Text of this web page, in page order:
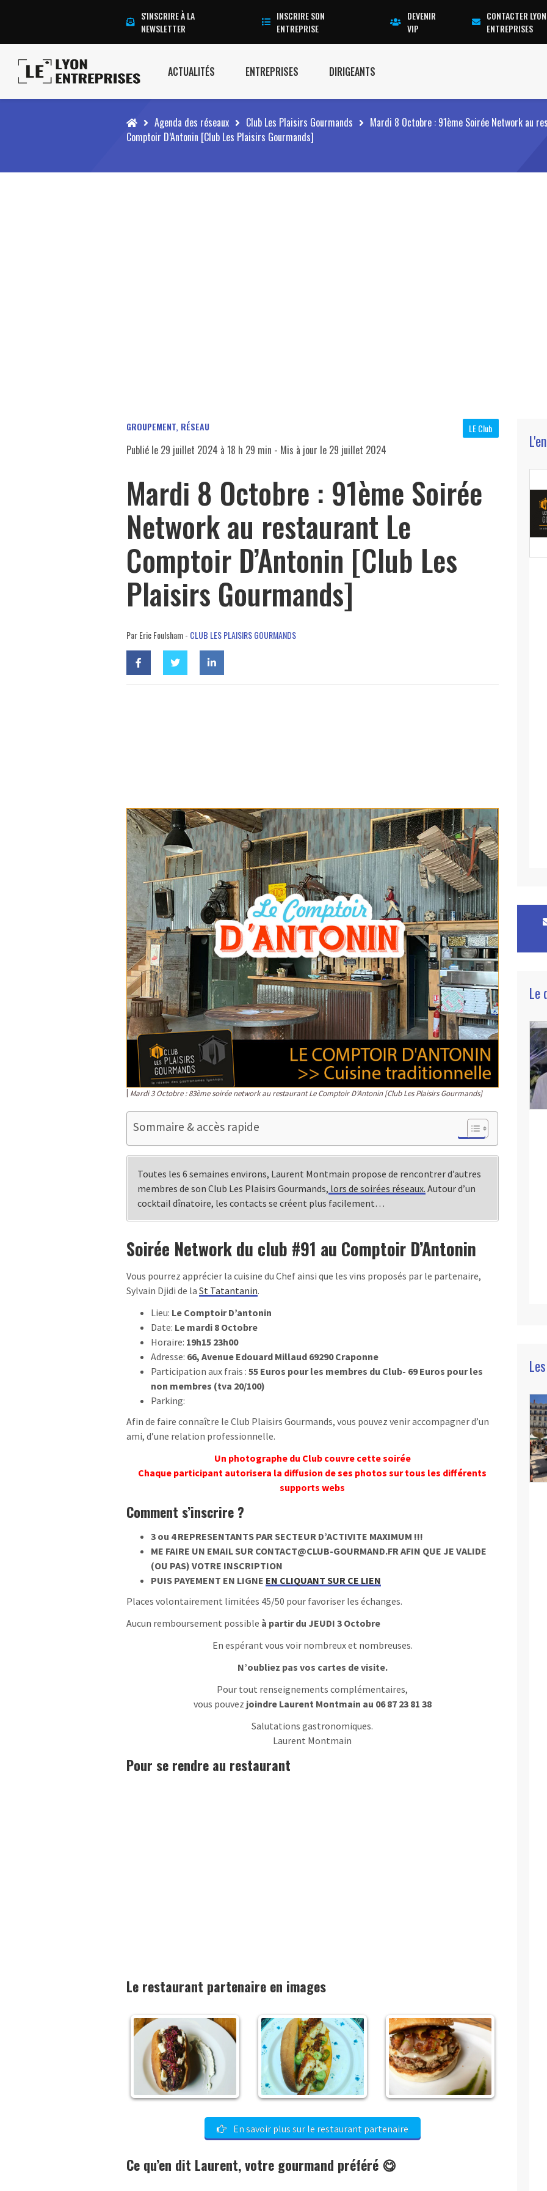
S'INSCRIRE À LA
NEWSLETTER
INSCRIRE SON
ENTREPRISE
DEVENIR
VIP
CONTACTER LYON
ENTREPRISES
ACTUALITÉS ENTREPRISES DIRIGEANTS
Accueil Agenda des réseaux Club Les Plaisirs Gourmands
Mardi 8 Octobre : 91ème Soirée Network au
Comptoir D’Antonin [Club Les Plaisirs Gourmands]
LE Club
GROUPEMENT, RÉSEAU
Publié le 29 juillet 2024 à 18 h 29 min - Mis à jour le 29 juillet 2024
Mardi 8 Octobre : 91ème Soirée
Network au restaurant Le
Comptoir D’Antonin [Club Les
Plaisirs Gourmands]
Par Eric Foulsham - CLUB LES PLAISIRS GOURMANDS
Mardi 3 Octobre : 83ème soirée network au restaurant Le Comptoir D'Antonin [Club Les Plaisirs Gourmands]
Sommaire & accès rapide
Toutes les 6 semaines environs, Laurent Montmain propose de rencontrer d’autres
membres de son Club Les Plaisirs Gourmands, lors de soirées réseaux. Autour d’un
cocktail dînatoire, les contacts se créent plus facilement…
Soirée Network du club #91 au Comptoir D’Antonin
Vous pourrez apprécier la cuisine du Chef ainsi que les vins proposés par le partenaire,
Sylvain Djidi de la St Tatantanin.
Lieu: Le Comptoir D’antonin
Date: Le mardi 8 Octobre
Horaire: 19h15 23h00
Adresse: 66, Avenue Edouard Millaud 69290 Craponne
Participation aux frais : 55 Euros pour les membres du Club- 69 Euros pour les
non membres (tva 20/100)
Parking:
Afin de faire connaître le Club Plaisirs Gourmands, vous pouvez venir accompagner d’un
ami, d’une relation professionnelle.
Un photographe du Club couvre cette soirée
Chaque participant autorisera la diffusion de ses photos sur tous les différents
supports webs
Comment s’inscrire ?
3 ou 4 REPRESENTANTS PAR SECTEUR D’ACTIVITE MAXIMUM !!!
ME FAIRE UN EMAIL SUR CONTACT@CLUB-GOURMAND.FR AFIN QUE JE VALIDE
(OU PAS) VOTRE INSCRIPTION
PUIS PAYEMENT EN LIGNE EN CLIQUANT SUR CE LIEN
Places volontairement limitées 45/50 pour favoriser les échanges.
Aucun remboursement possible à partir du JEUDI 3 Octobre
En espérant vous voir nombreux et nombreuses.
N’oubliez pas vos cartes de visite.
Pour tout renseignements complémentaires,
vous pouvez joindre Laurent Montmain au 06 87 23 81 38
Salutations gastronomiques.
Laurent Montmain
Pour se rendre au restaurant
Le restaurant partenaire en images
En savoir plus sur le restaurant partenaire
Ce qu’en dit Laurent, votre gourmand préféré 😋
Le